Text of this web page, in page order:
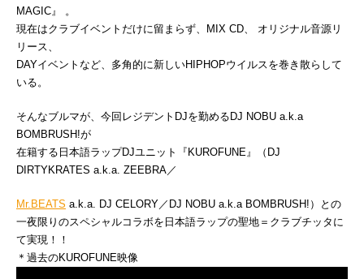
MAGIC』 。
現在はクラブイベントだけに留まらず、MIX CD、 オリジナル音源リ
リース、
DAYイベントなど、多角的に新しいHIPHOPウイルスを巻き散らして
いる。
そんなブルマが、今回レジデントDJを勤めるDJ NOBU a.k.a
BOMBRUSH!が
在籍する日本語ラップDJユニット『KUROFUNE』（DJ
DIRTYKRATES a.k.a. ZEEBRA／
Mr.BEATS a.k.a. DJ CELORY／DJ NOBU a.k.a BOMBRUSH!）との
一夜限りのスペシャルコラボを日本語ラップの聖地＝クラブチッタに
て実現！！
＊過去のKUROFUNE映像